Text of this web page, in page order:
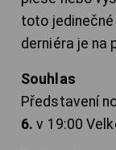
toto
derniéra je na
Souhlas
Představení
6. v 19:00